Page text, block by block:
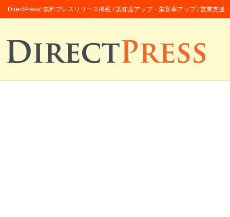
DirectPress! 無料プレスリリース掲載 / 認知度アップ・集客率アップ / 営業支援